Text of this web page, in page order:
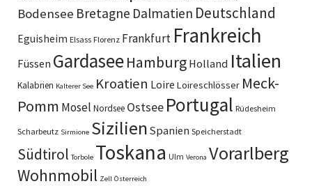
Bodensee Bretagne Dalmatien Deutschland
Eguisheim Elsass Florenz Frankfurt Frankreich
Füssen GardaseeHamburg Holland Italien
Kalabrien Kalterer See Kroatien Loire Loireschlösser Meck-
Pomm Mosel Nordsee Ostsee Portugal Rüdesheim
Scharbeutz Sirmione Sizilien Spanien Speicherstadt
Südtirol Torbole Toskana Ulm Verona Vorarlberg
Wohnmobil Zell Österreich